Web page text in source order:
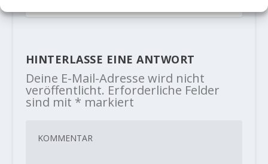
HINTERLASSE EINE ANTWORT
Deine E-Mail-Adresse wird nicht
veröffentlicht. Erforderliche Felder
sind mit * markiert